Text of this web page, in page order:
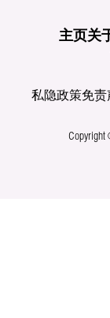
主页关
私隐政策免责
Copyright